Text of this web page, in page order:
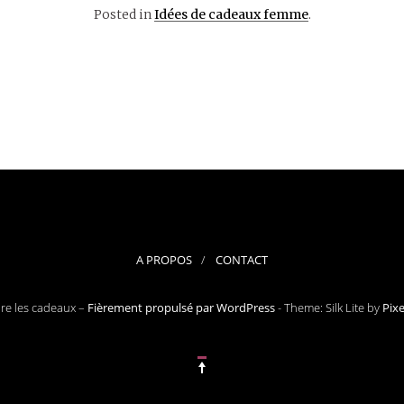
Posted in Idées de cadeaux femme.
A PROPOS CONTACT
les cadeaux – Fièrement propulsé par WordPress-Theme: Silk Lite by